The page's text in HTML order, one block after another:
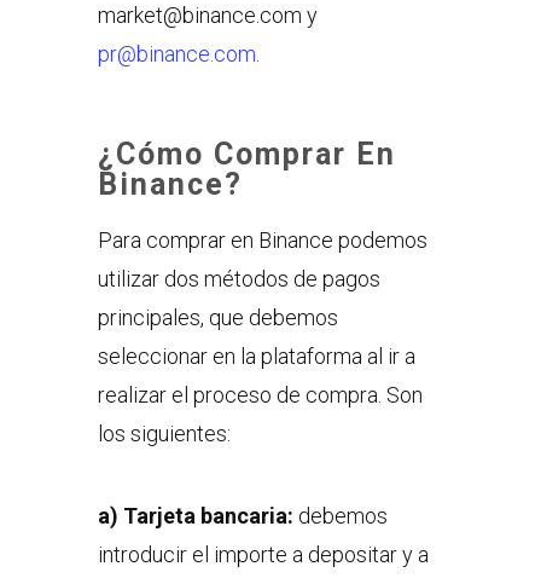
market@binance.com y
pr@binance.com
¿Cómo Comprar En
Binance?
Para comprar en Binance podemos
utilizar dos métodos de pagos
principales, que debemos
seleccionar en la plataforma al ir a
realizar el proceso de compra. Son
los siguientes:
a) Tarjeta bancaria: debemos
introducir el importe a depositar y a